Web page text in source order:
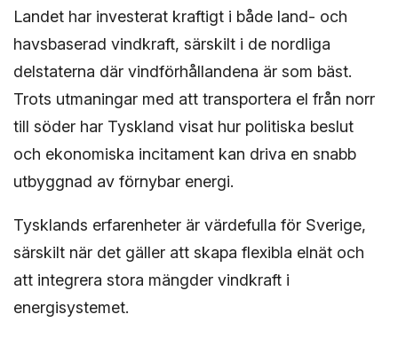
Landet har investerat kraftigt i både land- och
havsbaserad vindkraft, särskilt i de nordliga
delstaterna där vindförhållandena är som bäst.
Trots utmaningar med att transportera el från norr
till söder har Tyskland visat hur politiska beslut
och ekonomiska incitament kan driva en snabb
utbyggnad av förnybar energi.
Tysklands erfarenheter är värdefulla för Sverige,
särskilt när det gäller att skapa flexibla elnät och
att integrera stora mängder vindkraft i
energisystemet.